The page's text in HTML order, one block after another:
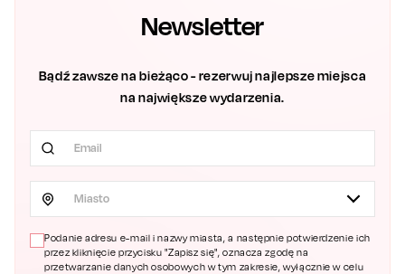
Newsletter
Bądź zawsze na bieżąco - rezerwuj najlepsze miejsca
na największe wydarzenia.
Miasto
Podanie adresu e-mail i nazwy miasta, a następnie potwierdzenie ich
przez kliknięcie przycisku "Zapisz się", oznacza zgodę na
przetwarzanie danych osobowych w tym zakresie, wyłącznie w celu